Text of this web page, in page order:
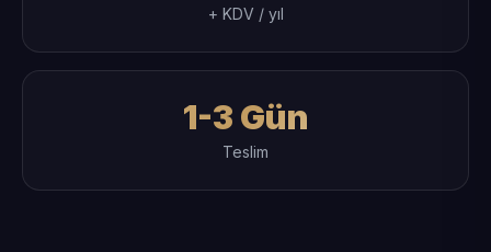
+ KDV / yıl
1-3 Gün
Teslim